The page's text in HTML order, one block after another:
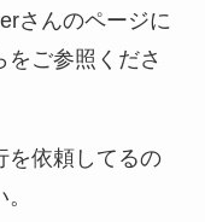
さんのページに
ご参照くださ
を依頼してるの